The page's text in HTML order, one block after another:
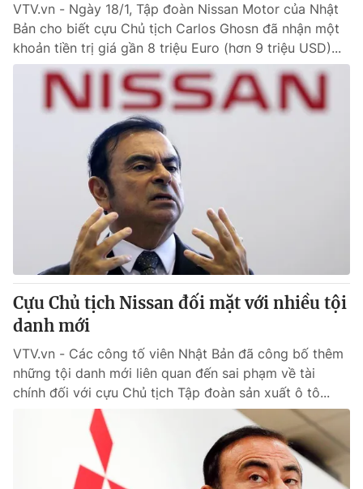
VTV.vn - Ngày 18/1, Tập đoàn Nissan Motor của Nhật
Bản cho biết cựu Chủ tịch Carlos Ghosn đã nhận một
khoản tiền trị giá gần 8 triệu Euro (hơn 9 triệu USD)...
Cựu Chủ tịch Nissan đối mặt với nhiều tội
danh mới
VTV.vn - Các công tố viên Nhật Bản đã công bố thêm
những tội danh mới liên quan đến sai phạm về tài
chính đối với cựu Chủ tịch Tập đoàn sản xuất ô tô...